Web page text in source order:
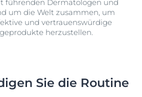
führenden Dermatologen und
um die Welt zusammen, um
und vertrauenswürdige
herzustellen.
Sie die Routine